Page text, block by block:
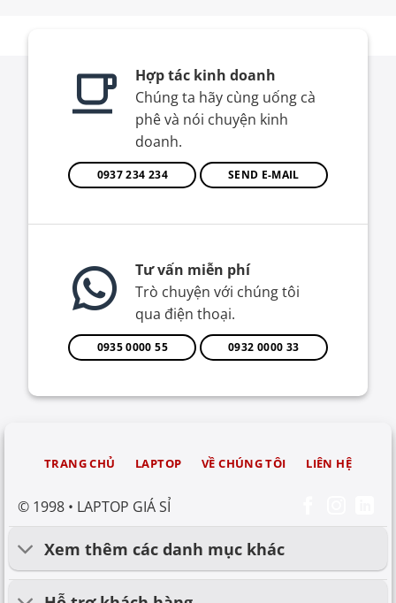
Hợp tác kinh doanh
Chúng ta hãy cùng uống cà
phê và nói chuyện kinh
doanh.
0937 234 234 SEND E-MAIL
Tư vấn miễn phí
Trò chuyện với chúng tôi
qua điện thoại.
0935 0000 55 0932 0000 33
© 1998 • LAPTOP GIÁ SỈ
TRANG CHỦ LAPTOP VỀ CHÚNG TÔI LIÊN HỆ
Xem thêm các danh mục khác